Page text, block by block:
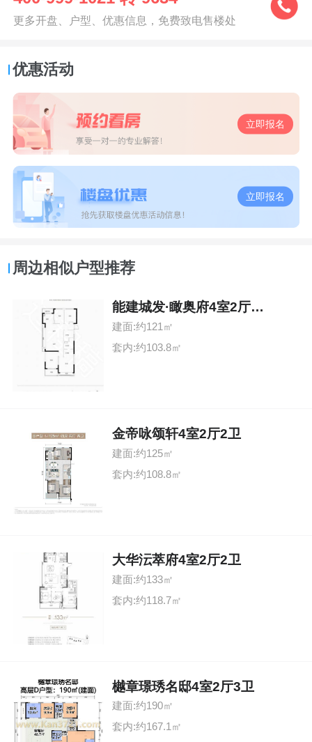
更多开盘、户型、优惠信息，免费致电售楼处
优惠活动
立即报名
立即报名
周边相似户型推荐
能建城发·瞰奥府4室2厅2卫
建面:约121㎡
套内:约103.8㎡
金帝咏颂轩4室2厅2卫
建面:约125㎡
套内:约108.8㎡
大华沄萃府4室2厅2卫
建面:约133㎡
套内:约118.7㎡
樾章璟琇名邸4室2厅3卫
建面:约190㎡
套内:约167.1㎡